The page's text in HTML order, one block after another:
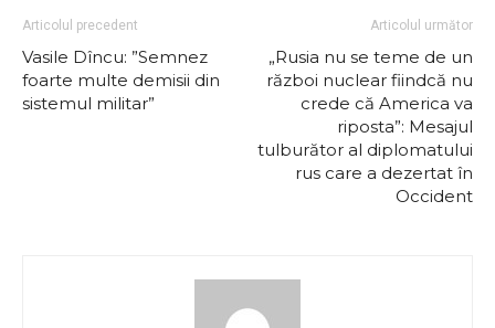
Articolul precedent
Vasile Dîncu: ”Semnez
foarte multe demisii din
sistemul militar”
Articolul următor
„Rusia nu se teme de un
război nuclear fiindcă nu
crede că America va
riposta”: Mesajul
tulburător al diplomatului
rus care a dezertat în
Occident